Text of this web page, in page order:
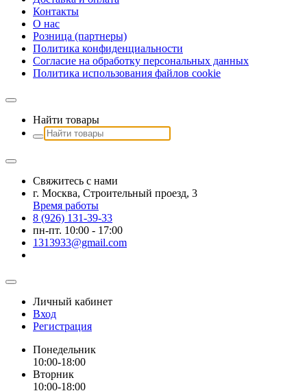
Контакты
О наc
Розница (партнеры)
Политика конфиденциальности
Согласие на обработку персональных данных
Политика использования файлов сookie
Найти товары
Свяжитесь с нами
г. Москва, Строительный проезд, 3
Время работы
8 (926) 131-39-33
пн-пт. 10:00 - 17:00
1313933@gmail.com
Личный кабинет
Вход
Регистрация
Понедельник
10:00-18:00
Вторник
10:00-18:00